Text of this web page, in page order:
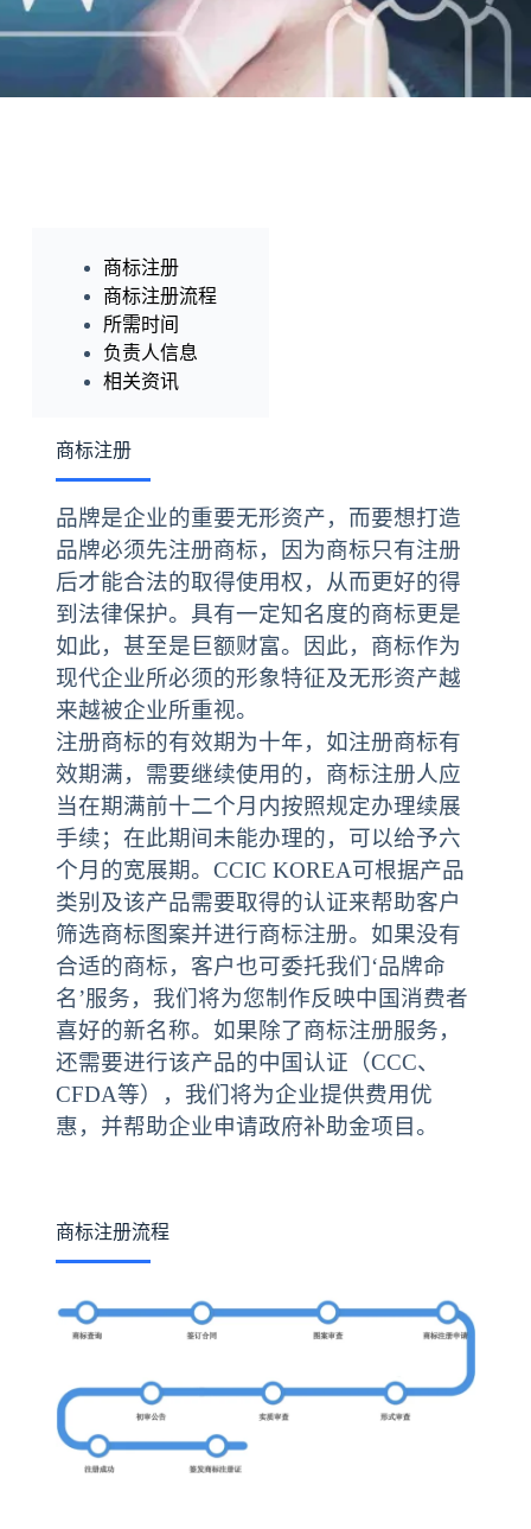
商标注册
商标注册流程
所需时间
负责人信息
相关资讯
商标注册
品牌是企业的重要无形资产，而要想打造
品牌必须先注册商标，因为商标只有注册
后才能合法的取得使用权，从而更好的得
到法律保护。具有一定知名度的商标更是
如此，甚至是巨额财富。因此，商标作为
现代企业所必须的形象特征及无形资产越
来越被企业所重视。
注册商标的有效期为十年，如注册商标有
效期满，需要继续使用的，商标注册人应
当在期满前十二个月内按照规定办理续展
手续；在此期间未能办理的，可以给予六
个月的宽展期。CCIC KOREA可根据产品
类别及该产品需要取得的认证来帮助客户
筛选商标图案并进行商标注册。如果没有
合适的商标，客户也可委托我们‘品牌命
名’服务，我们将为您制作反映中国消费者
喜好的新名称。如果除了商标注册服务，
还需要进行该产品的中国认证（CCC、
CFDA等），我们将为企业提供费用优
惠，并帮助企业申请政府补助金项目。
商标注册流程